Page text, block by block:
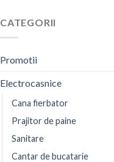
CATEGORII
Promotii
Electrocasnice
Cana fierbator
Prajitor de paine
Sanitare
Cantar de bucatarie